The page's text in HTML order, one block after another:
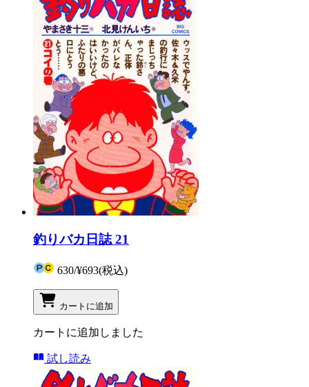
釣りバカ日誌 21
630/¥693(税込)
カートに追加
カートに追加しました
試し読み